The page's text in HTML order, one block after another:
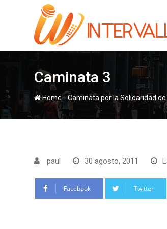
Caminata 3
Home-
paul 30 agosto, 2011
Facebook Twitter